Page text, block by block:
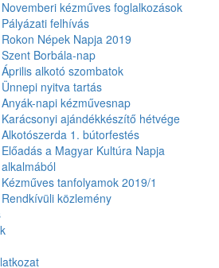
Novemberi kézműves foglalkozások
Pályázati felhívás
Rokon Népek Napja 2019
Szent Borbála-nap
Április alkotó szombatok
Ünnepi nyitva tartás
Anyák-napi kézművesnap
Karácsonyi ajándékkészítő hétvége
Alkotószerda 1. bútorfestés
Előadás a Magyar Kultúra Napja
alkalmából
Kézműves tanfolyamok 2019/1
Rendkívüli közlemény